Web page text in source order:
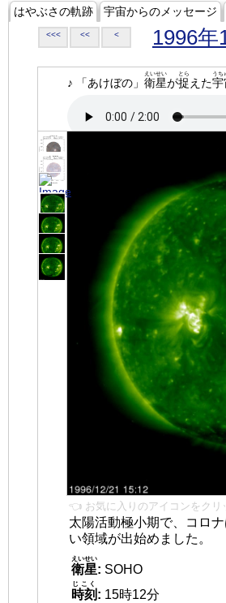
はやぶさの軌跡 宇宙からのメッセージ
<<< << < 1996年
♪ 「あけぼの」 衛星
えいせい
が捉
とら
えた宇
うち
👈 お気に入りのアイコンをクリ
太陽活動極小期で、コロ
い領域が出始めました。
衛星
えいせい
: SOHO
時刻
じこく
: 15時12分